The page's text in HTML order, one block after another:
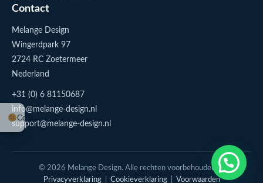
Cookie-instellingen
Stuur me een appje
Contact
Melange Design
Wingerdpark 97
2724 RC Zoetermeer
Nederland
+31 (0) 6 81150687
info@melange-design.nl
support@melange-design.nl
© 2026 Melange Design. Alle rechten voorbehouden. |
Privacyverklaring| Cookieverklaring| Voorwaarden